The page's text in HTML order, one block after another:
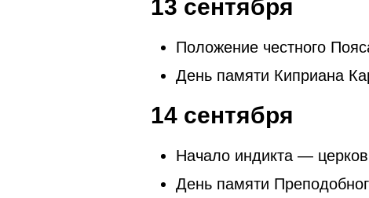
13 сентября
Положение честного
День памяти Киприана
14 сентября
Начало индикта —
День памяти